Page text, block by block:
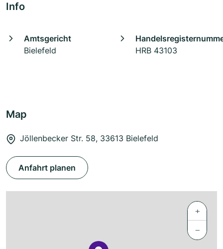
Info
Amtsgericht
Bielefeld
HRB 43103
Map
Jöllenbecker Str. 58, 33613 Bielefeld
Anfahrt planen
+
−